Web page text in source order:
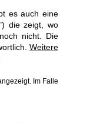
es auch eine
die zeigt, wo
nicht. Die
Weitere
Im Falle